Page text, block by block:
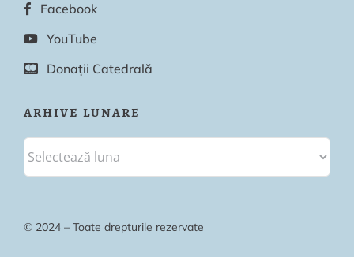
Facebook
YouTube
Donații Catedrală
ARHIVE LUNARE
© 2024 – Toate drepturile rezervate